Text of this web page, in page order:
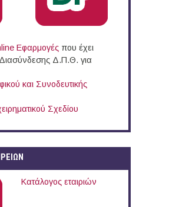
Eφαρμογές που έχει
Δ.Π.Θ. για
και Συνοδευτικής
Σχεδίου
Κατάλογος εταιριών